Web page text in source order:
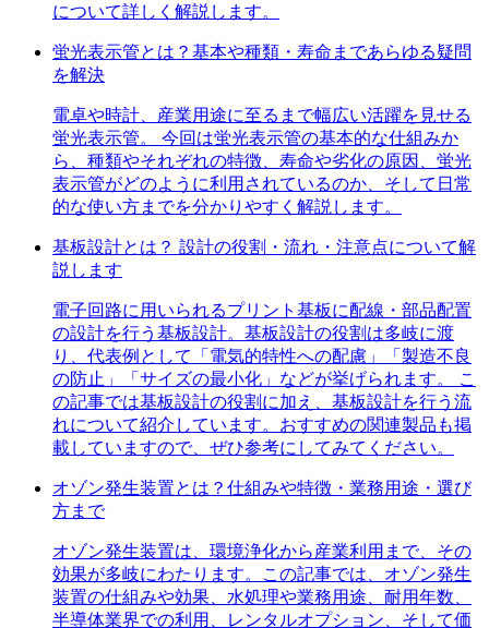
について詳しく解説します。
蛍光表示管とは？基本や種類・寿命まであらゆる疑問
を解決
電卓や時計、産業用途に至るまで幅広い活躍を見せる
蛍光表示管。 今回は蛍光表示管の基本的な仕組みか
ら、種類やそれぞれの特徴、寿命や劣化の原因、蛍光
表示管がどのように利用されているのか、そして日常
的な使い方までを分かりやすく解説します。
基板設計とは？ 設計の役割・流れ・注意点について解
説します
電子回路に用いられるプリント基板に配線・部品配置
の設計を行う基板設計。基板設計の役割は多岐に渡
り、代表例として「電気的特性への配慮」「製造不良
の防止」「サイズの最小化」などが挙げられます。 こ
の記事では基板設計の役割に加え、基板設計を行う流
れについて紹介しています。おすすめの関連製品も掲
載していますので、ぜひ参考にしてみてください。
オゾン発生装置とは？仕組みや特徴・業務用途・選び
方まで
オゾン発生装置は、環境浄化から産業利用まで、その
効果が多岐にわたります。この記事では、オゾン発生
装置の仕組みや効果、水処理や業務用途、耐用年数、
半導体業界での利用、レンタルオプション、そして価